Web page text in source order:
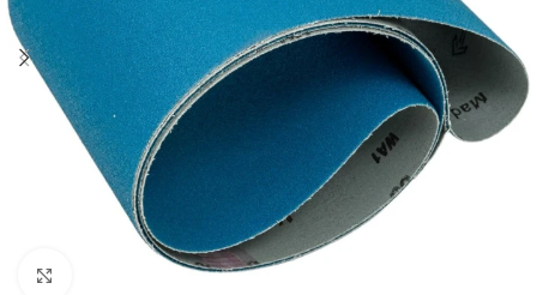
Нажмите, чтобы увеличить